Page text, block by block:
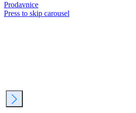
Prodavnice
Press to skip carousel